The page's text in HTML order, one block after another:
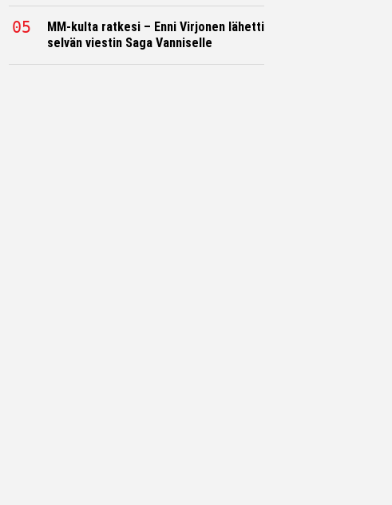
MM-kulta ratkesi – Enni Virjonen lähetti
selvän viestin Saga Vanniselle